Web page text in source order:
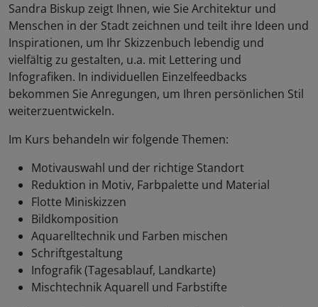
Sandra Biskup zeigt Ihnen, wie Sie Architektur und
Menschen in der Stadt zeichnen und teilt ihre Ideen und
Inspirationen, um Ihr Skizzenbuch lebendig und
vielfältig zu gestalten, u.a. mit Lettering und
Infografiken. In individuellen Einzelfeedbacks
bekommen Sie Anregungen, um Ihren persönlichen Stil
weiterzuentwickeln.
Im Kurs behandeln wir folgende Themen:
Motivauswahl und der richtige Standort
Reduktion in Motiv, Farbpalette und Material
Flotte Miniskizzen
Bildkomposition
Aquarelltechnik und Farben mischen
Schriftgestaltung
Infografik (Tagesablauf, Landkarte)
Mischtechnik Aquarell und Farbstifte